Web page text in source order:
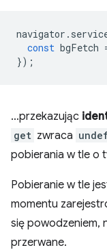
navigator .
const bgFetch
});
…przekazując
get zwraca
pobierania w tle o
Pobieranie w tle
momentu
się powodzeniem,
przerwane.